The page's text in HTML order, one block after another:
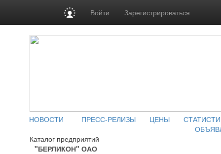
Войти Зарегистрироваться
НОВОСТИ ПРЕСС-РЕЛИЗЫ ЦЕНЫ
Каталог предприятий
"БЕРЛИКОН" ОАО